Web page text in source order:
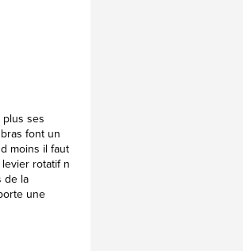
ses
font un
moins il faut
rotatif n
de la
une